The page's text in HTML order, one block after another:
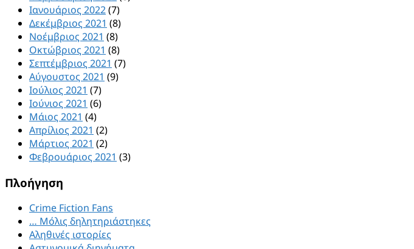
Ιανουάριος 2022(7)
Δεκέμβριος 2021 (8)
Νοέμβριος 2021 (8)
Οκτώβριος 2021 (8)
Σεπτέμβριος 2021 (7)
Αύγουστος 2021 (9)
Ιούλιος 2021 (7)
Ιούνιος 2021 (6)
Μάιος 2021 (4)
Απρίλιος 2021 (2)
Μάρτιος 2021 (2)
Φεβρουάριος 2021 (3)
Πλοήγηση
Crime Fiction Fans
… Μόλις δηλητηριάστηκες
Αληθινές ιστορίες